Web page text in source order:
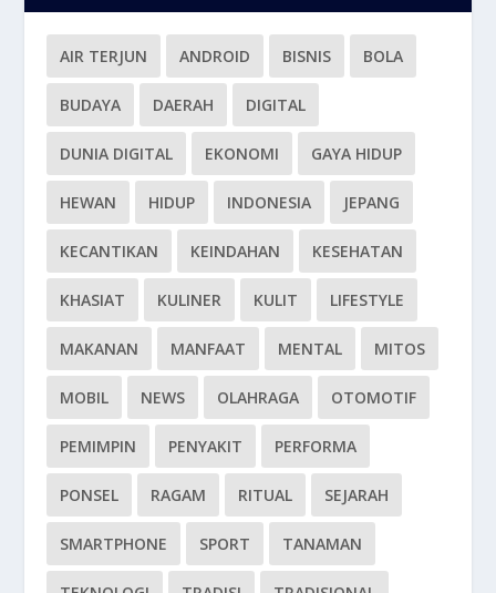
AIR TERJUN ANDROID BISNIS BOLA
BUDAYA DAERAH DIGITAL
DUNIA DIGITAL EKONOMI GAYA HIDUP
HEWAN HIDUP INDONESIA JEPANG
KECANTIKAN KEINDAHAN KESEHATAN
KHASIAT KULINER KULIT LIFESTYLE
MAKANAN MANFAAT MENTAL MITOS
MOBIL NEWS OLAHRAGA OTOMOTIF
PEMIMPIN PENYAKIT PERFORMA
PONSEL RAGAM RITUAL SEJARAH
SMARTPHONE SPORT TANAMAN